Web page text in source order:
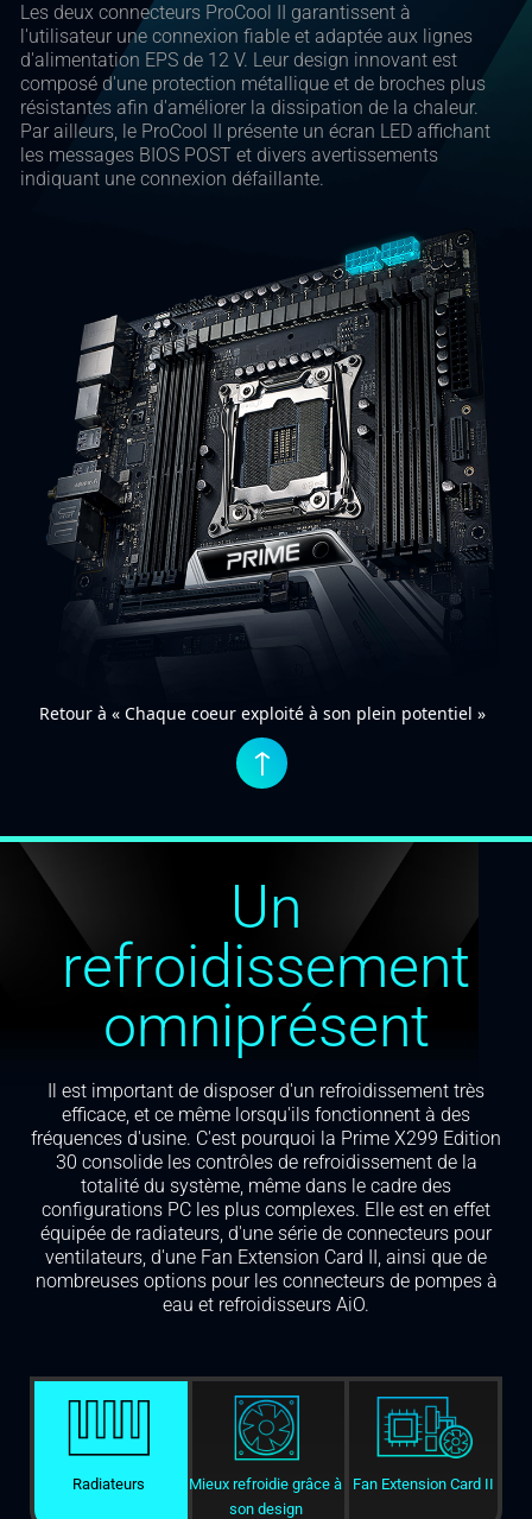
Les deux connecteurs ProCool II garantissent à
l'utilisateur une connexion fiable et adaptée aux lignes
d'alimentation EPS de 12 V. Leur design innovant est
composé d'une protection métallique et de broches plus
résistantes afin d'améliorer la dissipation de la chaleur.
Par ailleurs, le ProCool II présente un écran LED affichant
les messages BIOS POST et divers avertissements
indiquant une connexion défaillante.
Retour à « Chaque coeur exploité à son plein potentiel »
↑
Un
refroidissement
omniprésent
Il est important de disposer d'un refroidissement très
efficace, et ce même lorsqu'ils fonctionnent à des
fréquences d'usine. C'est pourquoi la Prime X299 Edition
30 consolide les contrôles de refroidissement de la
totalité du système, même dans le cadre des
configurations PC les plus complexes. Elle est en effet
équipée de radiateurs, d'une série de connecteurs pour
ventilateurs, d'une Fan Extension Card II, ainsi que de
nombreuses options pour les connecteurs de pompes à
eau et refroidisseurs AiO.
Radiateurs
Mieux refroidie grâce à
son design
Fan Extension Card II